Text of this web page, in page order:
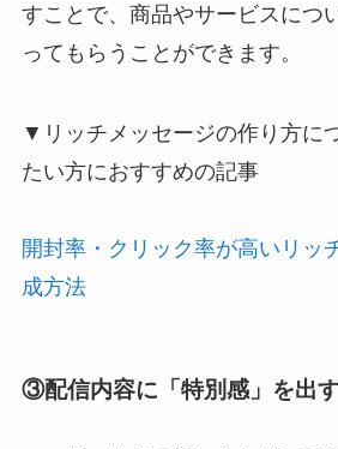
すことで、商品やサービスにつ
ってもらうことができます。
▼リッチメッセージの作り方に
たい方におすすめの記事
開封率・クリック率が高いリッ
成方法
③配信内容に「特別感」を出